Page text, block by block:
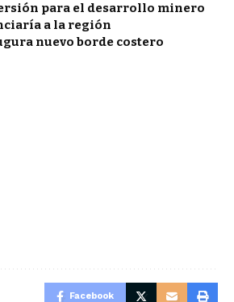
para el desarrollo minero
a la región
nuevo borde costero
Facebook